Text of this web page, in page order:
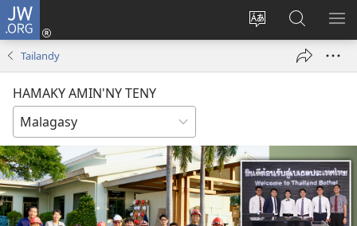
JW.ORG
Hiova
Hiditra
(manokatra
ato
Amin’ny
Tailandy
HAMAKY AMIN'NY TENY